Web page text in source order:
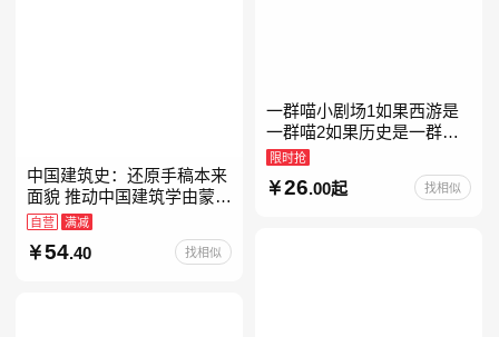
一群喵小剧场1如果西游是
一群喵2如果历史是一群喵
全套16晚清残晖篇全集全套
16册华夏长卷互动札记西游
喵桌游肥志历史喵系列
限时抢
26.00起 找相似
中国建筑史：还原手稿本来
面貌 推动中国建筑学由蒙昧
进入现代学科的奠基之作
自营 满减
54.40 找相似